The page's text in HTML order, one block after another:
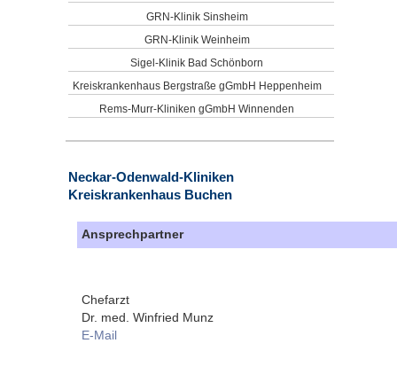
GRN-Klinik Sinsheim
GRN-Klinik Weinheim
Sigel-Klinik Bad Schönborn
Kreiskrankenhaus Bergstraße gGmbH Heppenheim
Rems-Murr-Kliniken gGmbH Winnenden
Neckar-Odenwald-Kliniken
Kreiskrankenhaus Buchen
Ansprechpartner
Chefarzt
Dr. med. Winfried Munz
E-Mail